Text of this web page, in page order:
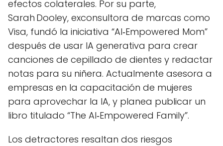
efectos colaterales. Por su parte,
Sarah Dooley, exconsultora de marcas como
Visa, fundó la iniciativa “AI‑Empowered Mom”
después de usar IA generativa para crear
canciones de cepillado de dientes y redactar
notas para su niñera. Actualmente asesora a
empresas en la capacitación de mujeres
para aprovechar la IA, y planea publicar un
libro titulado “The AI‑Empowered Family”.
Los detractores resaltan dos riesgos